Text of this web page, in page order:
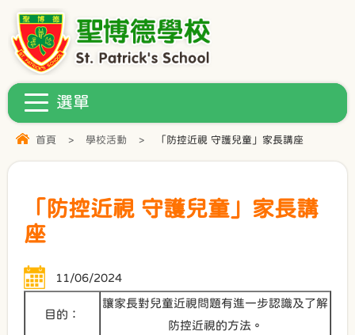
首頁 > 學校活動 > 「防控近視 守護兒童」家長講座
「防控近視 守護兒童」家長講
座
11/06/2024
目的：
讓家長對兒童近視問題有進一步認識及了解
防控近視的方法。